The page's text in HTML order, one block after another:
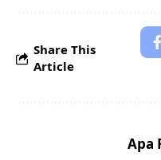
Share This
Article
Apa